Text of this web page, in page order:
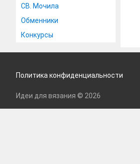
СВ. Мочила
Обменники
Конкурсы
Политика конфиденциальности
Идеи для вязания © 2026